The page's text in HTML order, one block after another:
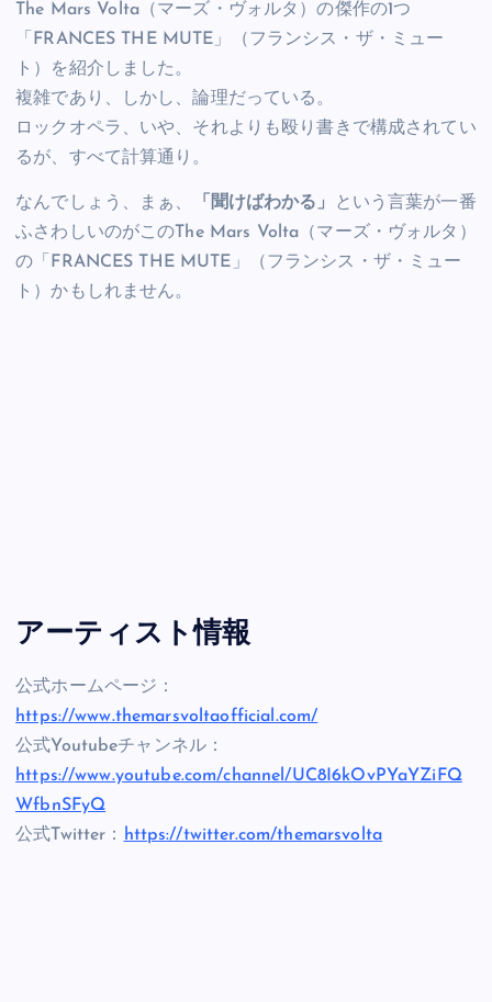
The Mars Volta（マーズ・ヴォルタ）の傑作の1つ
「FRANCES THE MUTE」（フランシス・ザ・ミュー
ト）を紹介しました。
複雑であり、しかし、論理だっている。
ロックオペラ、いや、それよりも殴り書きで構成されてい
るが、すべて計算通り。
なんでしょう、まぁ、 「聞けばわかる」
という言葉が一番
ふさわしいのがこのThe Mars Volta（マーズ・ヴォルタ）
の「FRANCES THE MUTE」（フランシス・ザ・ミュー
ト）かもしれません。
アーティスト情報
公式ホームページ：
https://www.themarsvoltaofficial.com/
公式Youtubeチャンネル：
https://www.youtube.com/channel/UC8I6kOvPYaYZiFQ
WfbnSFyQ
公式Twitter：
https://twitter.com/themarsvolta